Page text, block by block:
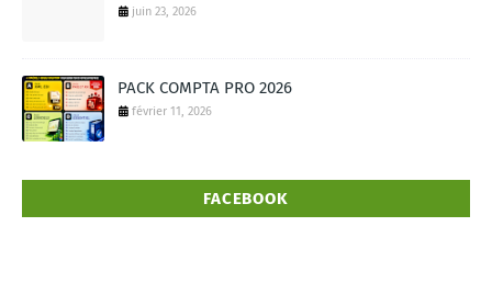
juin 23, 2026
PACK COMPTA PRO 2026
février 11, 2026
FACEBOOK